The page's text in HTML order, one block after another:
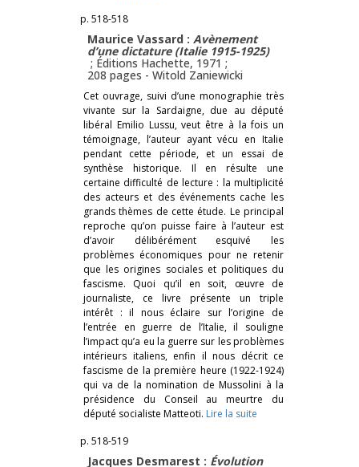
p. 518-518
Maurice Vassard : Avènement
d’une dictature (Italie 1915-1925)
; Éditions Hachette, 1971 ;
208 pages - Witold Zaniewicki
Cet ouvrage, suivi d’une monographie très
vivante sur la Sardaigne, due au député
libéral Emilio Lussu, veut être à la fois un
témoignage, l’auteur ayant vécu en Italie
pendant cette période, et un essai de
synthèse historique. Il en résulte une
certaine difficulté de lecture : la multiplicité
des acteurs et des événements cache les
grands thèmes de cette étude. Le principal
reproche qu’on puisse faire à l’auteur est
d’avoir délibérément esquivé les
problèmes économiques pour ne retenir
que les origines sociales et politiques du
fascisme. Quoi qu’il en soit, œuvre de
journaliste, ce livre présente un triple
intérêt : il nous éclaire sur l’origine de
l’entrée en guerre de l’Italie, il souligne
l’impact qu’a eu la guerre sur les problèmes
intérieurs italiens, enfin il nous décrit ce
fascisme de la première heure (1922-1924)
qui va de la nomination de Mussolini à la
présidence du Conseil au meurtre du
député socialiste Matteoti. Lire la suite
p. 518-519
Jacques Desmarest : Évolution